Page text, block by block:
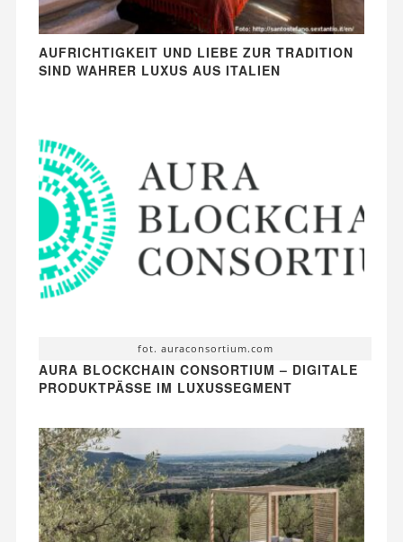
AUFRICHTIGKEIT UND LIEBE ZUR TRADITION
SIND WAHRER LUXUS AUS ITALIEN
fot. auraconsortium.com
AURA BLOCKCHAIN CONSORTIUM – DIGITALE
PRODUKTPÄSSE IM LUXUSSEGMENT